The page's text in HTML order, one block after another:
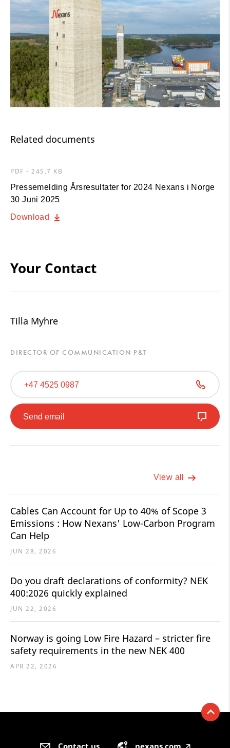
Related documents
PDF - 245.7 KB
Pressemelding Årsresultater for 2024 Nexans i Norge
30 Juni 2025
Download
Your Contact
Tilla Myhre
DIRECTOR OF COMMUNICATION P&T
+47 4525 0987
Send email
View all
Cables Can Account for Up to 40% of Scope 3
Emissions : How Nexans' Low-Carbon Program
Can Help
JUN 28, 2026
Do you draft declarations of conformity? NEK
400:2026 quickly explained
JUN 22, 2026
Norway is going Low Fire Hazard – stricter fire
safety requirements in the new NEK 400
APR 22, 2026
Contact us nexans.com 🡥